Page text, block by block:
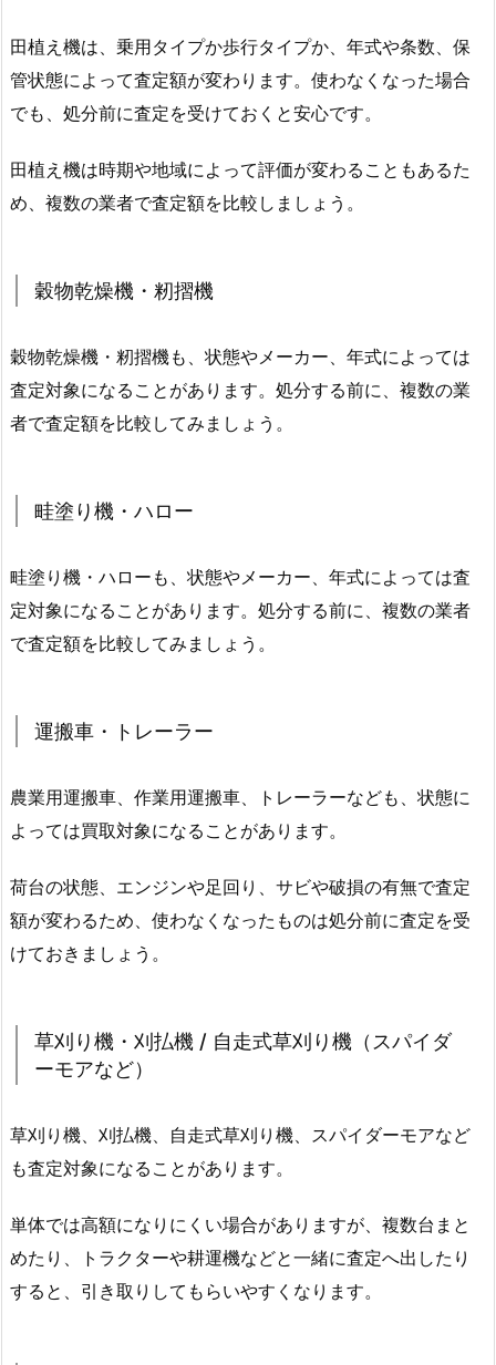
田植え機は、乗用タイプか歩行タイプか、年式や条数、保
管状態によって査定額が変わります。使わなくなった場合
でも、処分前に査定を受けておくと安心です。
田植え機は時期や地域によって評価が変わることもあるた
め、複数の業者で査定額を比較しましょう。
穀物乾燥機・籾摺機
穀物乾燥機・籾摺機も、状態やメーカー、年式によっては
査定対象になることがあります。処分する前に、複数の業
者で査定額を比較してみましょう。
畦塗り機・ハロー
畦塗り機・ハローも、状態やメーカー、年式によっては査
定対象になることがあります。処分する前に、複数の業者
で査定額を比較してみましょう。
運搬車・トレーラー
農業用運搬車、作業用運搬車、トレーラーなども、状態に
よっては買取対象になることがあります。
荷台の状態、エンジンや足回り、サビや破損の有無で査定
額が変わるため、使わなくなったものは処分前に査定を受
けておきましょう。
草刈り機・刈払機 / 自走式草刈り機（スパイダ
ーモアなど）
草刈り機、刈払機、自走式草刈り機、スパイダーモアなど
も査定対象になることがあります。
単体では高額になりにくい場合がありますが、複数台まと
めたり、トラクターや耕運機などと一緒に査定へ出したり
すると、引き取りしてもらいやすくなります。